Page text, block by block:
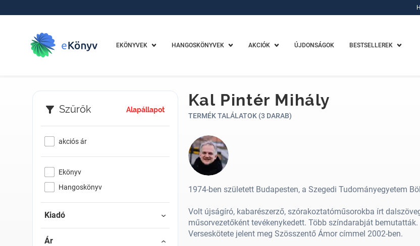
EKÖNYVEK HANGOSKÖNYVEK AKCIÓK ÚJDONSÁGOK BESTSELLEREK
Szűrők Alapállapot
akciós ár
Ekönyv
Hangoskönyv
Kiadó
Ár
Kal Pintér Mihály
TERMÉK TALÁLATOK (3 DARAB)
1974-ben született Budapesten, a Szegedi Tudományegyetem
Volt újságíró, kabarészerző, szórakoztatóműsorokba írt
műsorvezetőként tevékenykedett. Több színdarabját
Verseskötete jelent meg Szösszentő Ámor címmel 2002-ben.